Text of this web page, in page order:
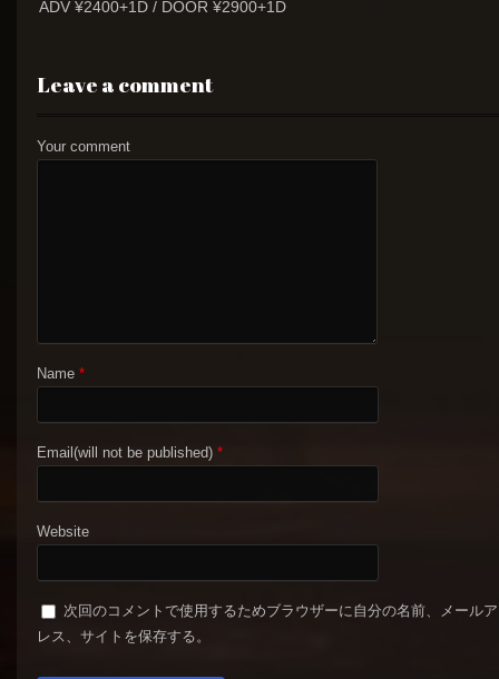
ADV ¥2400+1D / DOOR ¥2900+1D
Leave a comment
Your comment
Name *
Email(will not be published) *
Website
次回のコメントで使用するためブラウザーに自分の名前、メール
レス、サイトを保存する。